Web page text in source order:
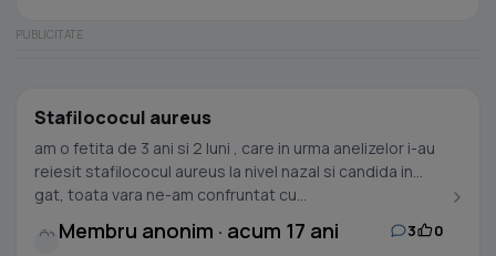
Stafilococul aureus
am o fetita de 3 ani si 2 luni , care in urma anelizelor i-au
reiesit stafilococul aureus la nivel nazal si candida in
gat, toata vara ne-am confruntat cu...
Membru anonim · acum 17 ani 3 0